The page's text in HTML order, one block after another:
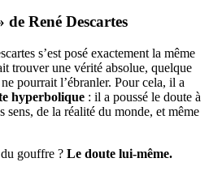
René Descartes
s’est posé exactement la même
trouver une vérité absolue, quelque
pourrait l’ébranler. Pour cela, il a
hyperbolique : il a poussé le doute à
sens, de la réalité du monde, et même
gouffre ? Le doute lui-même.